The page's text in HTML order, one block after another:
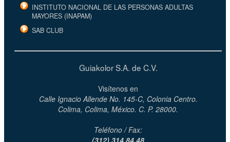
INSTITUTO NACIONAL DE LAS PERSONAS ADULTAS
MAYORES (INAPAM)
SAB CLUB
Guiakolor S.A. de C.V.
Visítenos en
Calle Ignacio Allende No. 145-C, Colonia Centro.
Colima, Colima, México. C. P. 28000.
Teléfono / Fax: